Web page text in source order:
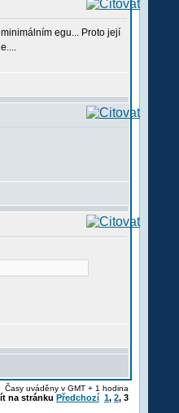
egu... Proto její
Časy uváděny v GMT + 1 hodina
na stránku Předchozí 1, 2, 3